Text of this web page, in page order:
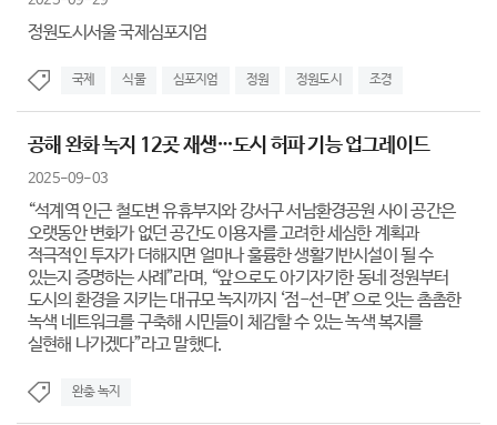
정원도시서울 국제심포지엄
국제 식물 심포지엄 정원 정원도시 조경
공해 완화 녹지 12곳 재생…도시 허파 기능 업그레이드
2025-09-03
“석계역 인근 철도변 유휴부지와 강서구 서남환경공원 사이 공간은
오랫동안 변화가 없던 공간도 이용자를 고려한 세심한 계획과
적극적인 투자가 더해지면 얼마나 훌륭한 생활기반시설이 될 수
있는지 증명하는 사례”라며, “앞으로도 아기자기한 동네 정원부터
도시의 환경을 지키는 대규모 녹지까지 ‘점-선-면’으로 잇는 촘촘한
녹색 네트워크를 구축해 시민들이 체감할 수 있는 녹색 복지를
실현해 나가겠다”라고 말했다.
완충 녹지